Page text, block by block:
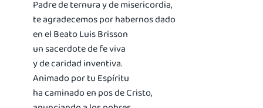
Padre de ternura y de misericordia,
te agradecemos por habernos dado
en el Beato Luis Brisson
un sacerdote de fe viva
y de caridad inventiva.
Animado por tu Espíritu
ha caminado en pos de Cristo,